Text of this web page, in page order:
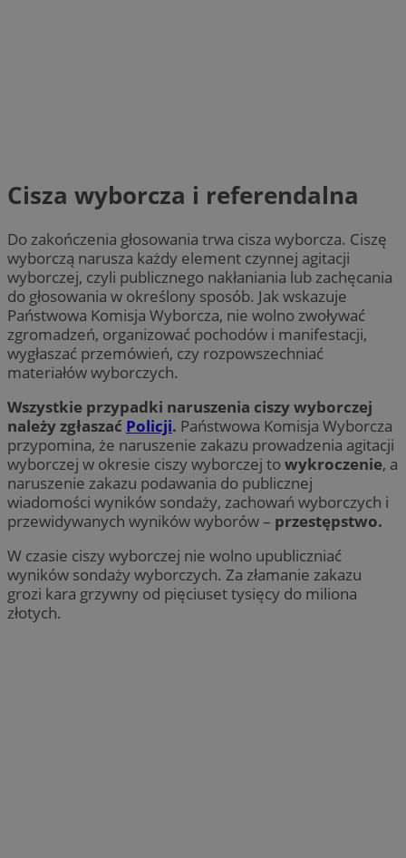
Cisza wyborcza i referendalna
Do zakończenia głosowania trwa cisza wyborcza. Ciszę
wyborczą narusza każdy element czynnej agitacji
wyborczej, czyli publicznego nakłaniania lub zachęcania
do głosowania w określony sposób. Jak wskazuje
Państwowa Komisja Wyborcza, nie wolno zwoływać
zgromadzeń, organizować pochodów i manifestacji,
wygłaszać przemówień, czy rozpowszechniać
materiałów wyborczych.
Wszystkie przypadki naruszenia ciszy wyborczej
należy zgłaszać Policji. Państwowa Komisja Wyborcza
przypomina, że naruszenie zakazu prowadzenia agitacji
wyborczej w okresie ciszy wyborczej towykroczenie, a
naruszenie zakazu podawania do publicznej
wiadomości wyników sondaży, zachowań wyborczych i
przewidywanych wyników wyborów – przestępstwo.
W czasie ciszy wyborczej nie wolno upubliczniać
wyników sondaży wyborczych. Za złamanie zakazu
grozi kara grzywny od pięciuset tysięcy do miliona
złotych.